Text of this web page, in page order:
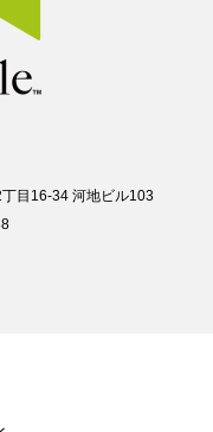
目16-34 河地ビル103